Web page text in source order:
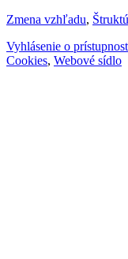
Zmena vzhľadu,
Vyhlásenie o
Cookies, Webové sídlo